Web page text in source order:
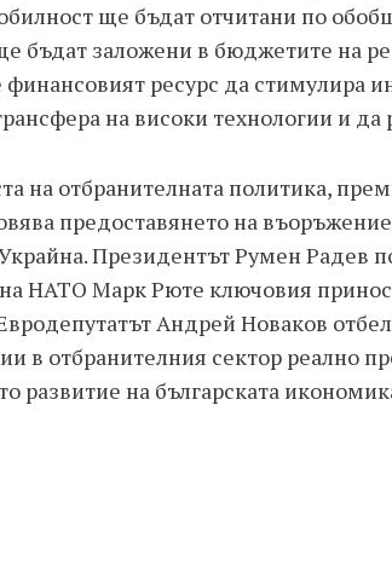
ще бъдат отчитани по
бъдат заложени в бюджетите на
финансовият ресурс да стимулира
на високи технологии и
на отбранителната политика,
предоставянето на
Президентът Румен Радев
НАТО Марк Рюте ключовия принос
Андрей Новаков
в отбранителния сектор реално
развитие на българската